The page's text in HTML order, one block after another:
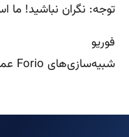
توجه: نگران نباشید! ما
فوریو
شبیه‌سازی‌های Forio عمدتاً می‌شوند